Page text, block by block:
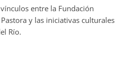
entre la Fundación
y las iniciativas culturales
Río.